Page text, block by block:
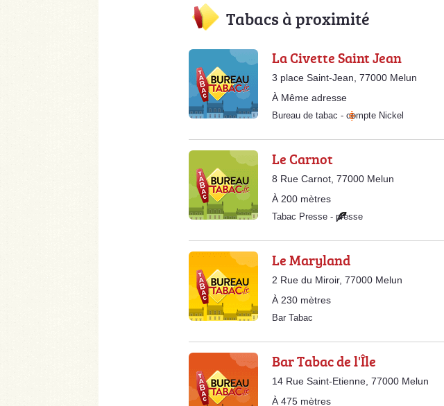
Tabacs à proximité
La Civette Saint Jean
3 place Saint-Jean, 77000 Melun
À Même adresse
Bureau de tabac - compte Nickel
Le Carnot
8 Rue Carnot, 77000 Melun
À 200 mètres
Tabac Presse - presse
Le Maryland
2 Rue du Miroir, 77000 Melun
À 230 mètres
Bar Tabac
Bar Tabac de l'Île
14 Rue Saint-Etienne, 77000 Melun
À 475 mètres